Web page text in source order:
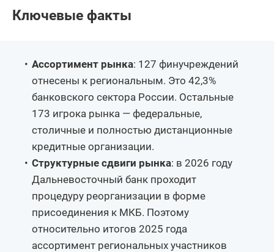
Ключевые факты
Ассортимент рынка: 127 финучреждений
отнесены к региональным. Это 42,3%
банковского сектора России. Остальные
173 игрока рынка — федеральные,
столичные и полностью дистанционные
кредитные организации.
Структурные сдвиги рынка: в 2026 году
Дальневосточный банк проходит
процедуру реорганизации в форме
присоединения к МКБ. Поэтому
относительно итогов 2025 года
ассортимент региональных участников